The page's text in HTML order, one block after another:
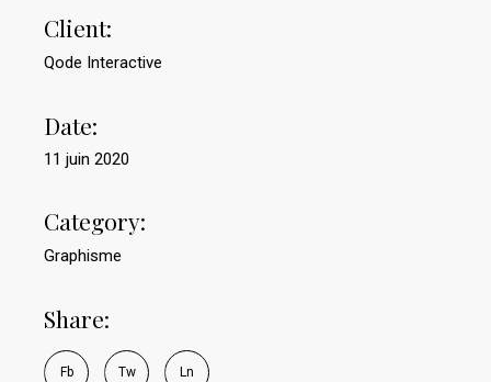
Client:
Qode Interactive
Date:
11 juin 2020
Category:
Graphisme
Share:
Fb Tw Ln